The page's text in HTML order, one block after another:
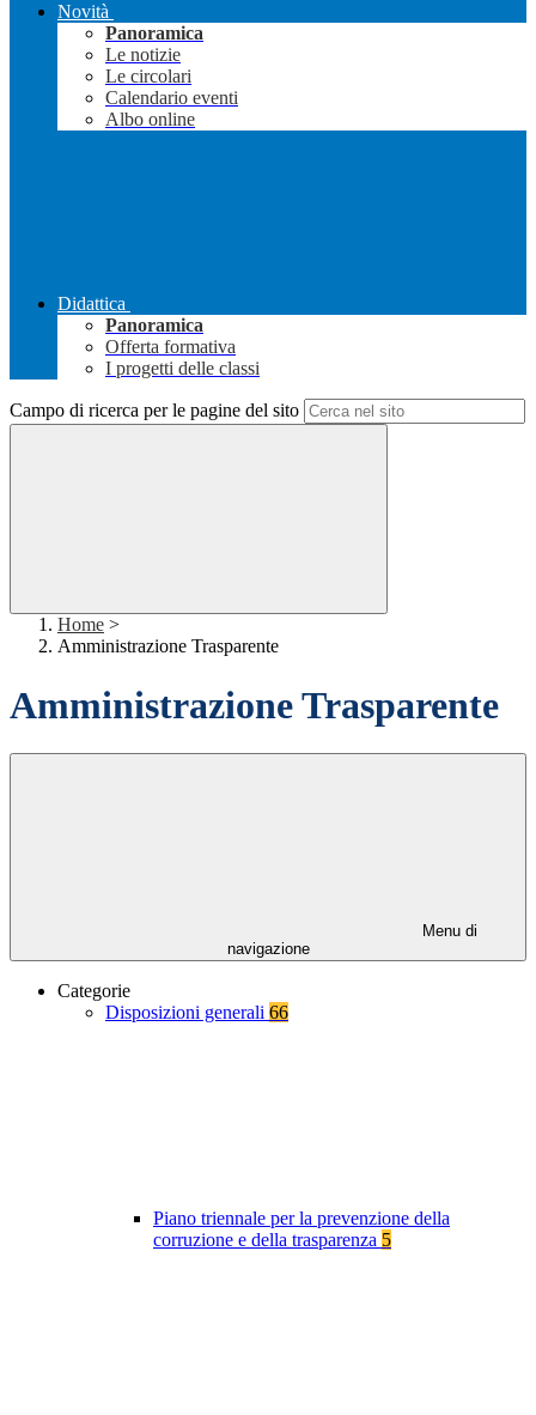
Novità
Panoramica
Le notizie
Le circolari
Calendario eventi
Albo online
Didattica
Panoramica
Offerta formativa
I progetti delle classi
Campo di ricerca per le pagine del sito
Home >
Amministrazione Trasparente
Amministrazione Trasparente
Menu di
navigazione
Categorie
Disposizioni generali 66
Piano triennale per la prevenzione della
corruzione e della trasparenza 5